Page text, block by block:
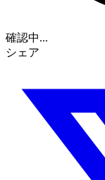
確認中...
シェア